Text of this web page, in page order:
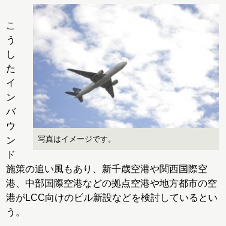
写真はイメージです。
こ
う
し
た
イ
ン
バ
ウ
ン
ド
施策の追い風もあり、新千歳空港や関西国際空
港、中部国際空港などの拠点空港や地方都市の空
港がLCC向けのビル新設などを検討しているとい
う。